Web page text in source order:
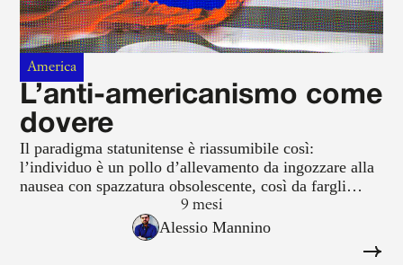
America
L’anti-americanismo come
dovere
Il paradigma statunitense è riassumibile così:
l’individuo è un pollo d’allevamento da ingozzare alla
nausea con spazzatura obsolescente, così da fargli
credere di essere libero in quanto, titillato nel suo
delirio di onnipotenza infantile, sceglie fra venticinque
marche della stessa merda di pseudo-artista.
9 mesi
Alessio Mannino